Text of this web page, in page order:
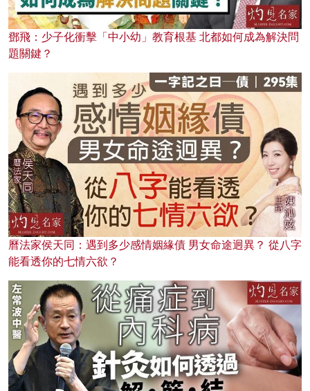
鄧飛：少子化衝擊「中小幼」教育根基 北都如何成為解決問
題關鍵？
曆法家侯天同：遇到多少感情姻緣債 男女命途迥異？ 從八字
能看透你的七情六欲？